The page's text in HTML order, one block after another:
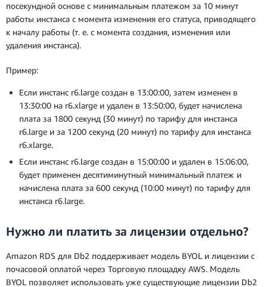
посекундной основе с минимальным платежом за 10 минут
работы инстанса с момента изменения его статуса, приводящего
к началу работы (т. е. с момента создания, изменения или
удаления инстанса).
Пример:
Если инстанс r6.large создан в 13:00:00, затем изменен в
13:30:00 на r6.xlarge и удален в 13:50:00, будет начислена
плата за 1800 секунд (30 минут) по тарифу для инстанса
r6.large и за 1200 секунд (20 минут) по тарифу для инстанса
r6.xlarge.
Если инстанс r6.large создан в 15:00:00 и удален в 15:06:00,
будет применен десятиминутный минимальный платеж и
начислена плата за 600 секунд (10:00 минут) по тарифу для
инстанса r6.large.
Нужно ли платить за лицензии отдельно?
Amazon RDS для Db2 поддерживает модель BYOL и лицензии с
почасовой оплатой через Торговую площадку AWS. Модель
BYOL позволяет использовать уже существующие лицензии Db2